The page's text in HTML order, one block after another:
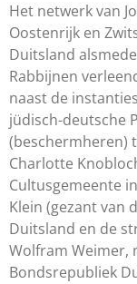
Het netwerk van
Oostenrijk en
Duitsland
Rabbijnen
naast de
jüdisch-deutsche
(beschermheren)
Charlotte
Cultusgemeente
Klein (gezant van
Duitsland en de
Wolfram Weimer,
Bondsrepubliek